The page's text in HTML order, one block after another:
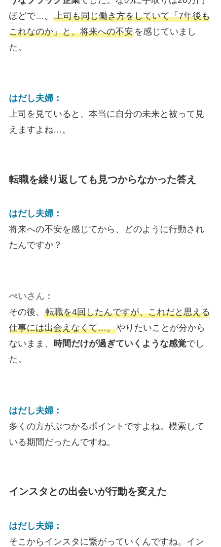
ほどで…。 上司も同じ働き方をしていて「7年後も
これなのか」と、将来への不安を感じていまし
た。
はだし夫婦：
上司を見ていると、本当に自分の未来と被って見
えますよね…。
転職を繰り返しても見つからなかった答え
はだし夫婦：
将来への不安を感じてから、どのように行動され
たんですか？
ぺいさん：
その後、 転職を4回したんですが、これだと思える
仕事には出会えなくて…。やりたいことが分から
ないまま、
時間だけが過ぎていくような感覚でし
た。
はだし夫婦：
多くの方がぶつかるポイントですよね。模索して
いる期間だったんですね。
インスタとの出会いが行動を変えた
はだし夫婦：
そこからインスタに繋がっていくんですね。イン